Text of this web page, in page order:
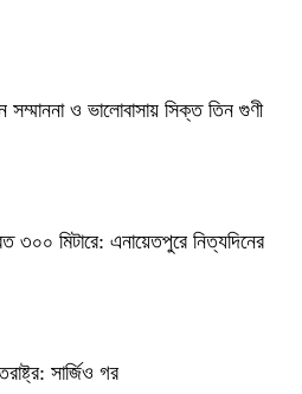
সম্মাননা ও ভালোবাসায় সিক্ত তিন গুণী
৩০০ মিটারে: এনায়েতপুরে নিত্যদিনের
সার্জিও গর